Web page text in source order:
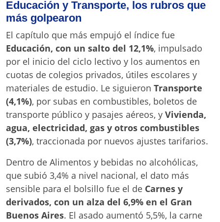
Educación y Transporte, los rubros que
más golpearon
El capítulo que más empujó el índice fue
Educación, con un salto del 12,1%, impulsado
por el inicio del ciclo lectivo y los aumentos en
cuotas de colegios privados, útiles escolares y
materiales de estudio. Le siguieron Transporte
(4,1%), por subas en combustibles, boletos de
transporte público y pasajes aéreos, y Vivienda,
agua, electricidad, gas y otros combustibles
(3,7%), traccionada por nuevos ajustes tarifarios.
Dentro de Alimentos y bebidas no alcohólicas,
que subió 3,4% a nivel nacional, el dato más
sensible para el bolsillo fue el de Carnes y
derivados, con un alza del 6,9% en el Gran
Buenos Aires. El asado aumentó 5,5%, la carne